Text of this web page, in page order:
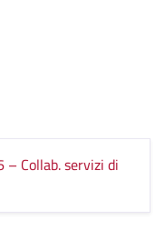
Collab. servizi di